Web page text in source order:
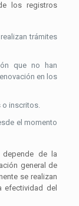
los registros
trámites
que no han
en los
o inscritos.
el momento
depende de la
general de
se realizan
efectividad del